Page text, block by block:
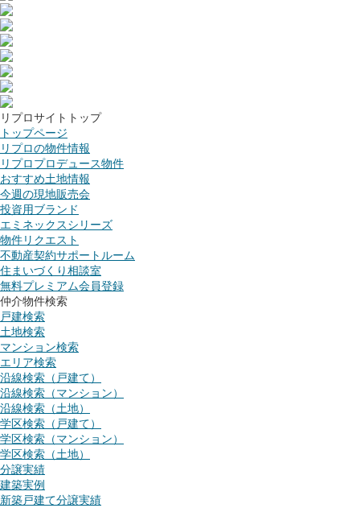
リプロサイトトップ
トップページ
リプロの物件情報
リプロプロデュース物件
おすすめ土地情報
今週の現地販売会
投資用ブランド
エミネックスシリーズ
物件リクエスト
不動産契約サポートルーム
住まいづくり相談室
無料プレミアム会員登録
仲介物件検索
戸建検索
土地検索
マンション検索
エリア検索
沿線検索（戸建て）
沿線検索（マンション）
沿線検索（土地）
学区検索（戸建て）
学区検索（マンション）
学区検索（土地）
分譲実績
建築実例
新築戸建て分譲実績